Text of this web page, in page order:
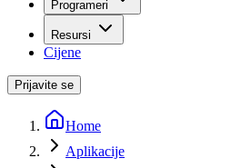
Programeri
Resursi
Cijene
Prijavite se
Home
Aplikacije